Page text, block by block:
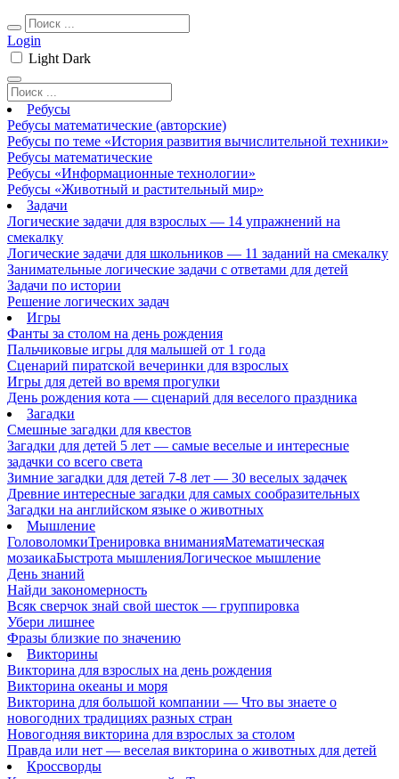
Login
Light Dark
Ребусы
Ребусы математические (авторские)
Ребусы по теме «История развития вычислительной техники»
Ребусы математические
Ребусы «Информационные технологии»
Ребусы «Животный и растительный мир»
Задачи
Логические задачи для взрослых — 14 упражнений на
смекалку
Логические задачи для школьников — 11 заданий на смекалку
Занимательные логические задачи с ответами для детей
Задачи по истории
Решение логических задач
Игры
Фанты за столом на день рождения
Пальчиковые игры для малышей от 1 года
Сценарий пиратской вечеринки для взрослых
Игры для детей во время прогулки
День рождения кота — сценарий для веселого праздника
Загадки
Смешные загадки для квестов
Загадки для детей 5 лет — самые веселые и интересные
задачки со всего света
Зимние загадки для детей 7-8 лет — 30 веселых задачек
Древние интересные загадки для самых сообразительных
Загадки на английском языке о животных
Мышление
ГоловоломкиТренировка вниманияМатематическая
мозаикаБыстрота мышленияЛогическое мышление
День знаний
Найди закономерность
Всяк сверчок знай свой шесток — группировка
Убери лишнее
Фразы близкие по значению
Викторины
Викторина для взрослых на день рождения
Викторина океаны и моря
Викторина для большой компании — Что вы знаете о
новогодних традициях разных стран
Новогодняя викторина для взрослых за столом
Правда или нет — веселая викторина о животных для детей
Кроссворды